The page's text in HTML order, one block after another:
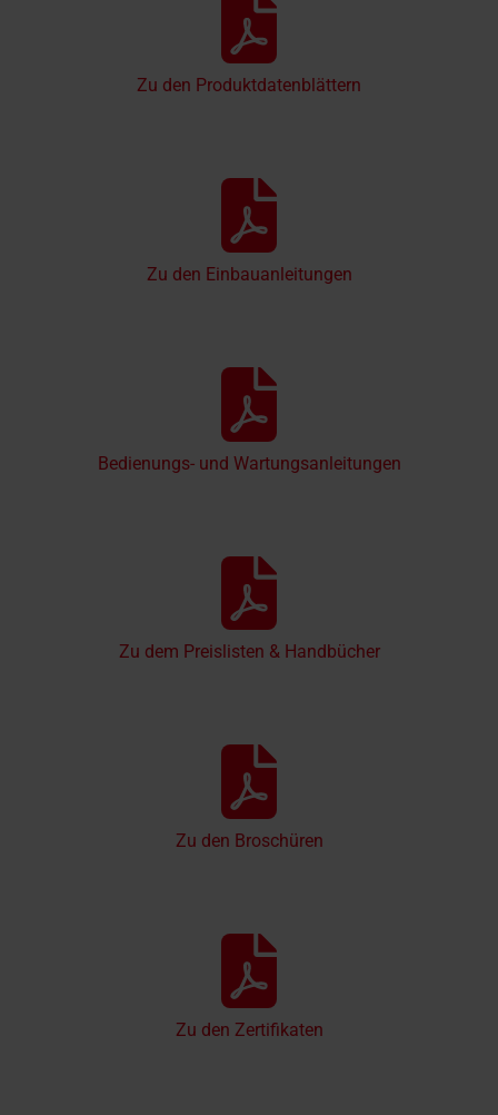
Zu den Produktdatenblättern
Zu den Einbauanleitungen
Bedienungs- und Wartungsanleitungen
Zu dem Preislisten & Handbücher
Zu den Broschüren
Zu den Zertifikaten